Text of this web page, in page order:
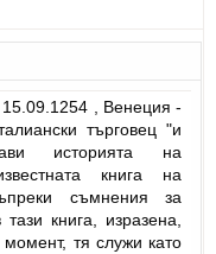
, Венеция -
търговец "и
историята на
книга на
съмнения за
книга, изразена,
тя служи като